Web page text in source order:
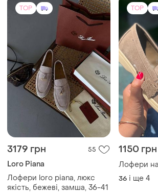
TOP
3179 грн 55
Loro Piana
Лофери loro piana, люкс
якість, бежеві, замша, 36-41
TOP
1150 грн
Лофери
36 і ще 4